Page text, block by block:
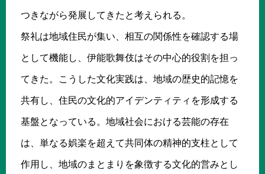
つきながら発展してきたと考えられる。
祭礼は地域住民が集い、相互の関係性を確認する場
として機能し、伊能歌舞伎はその中心的役割を担っ
てきた。こうした文化実践は、地域の歴史的記憶を
共有し、住民の文化的アイデンティティを形成する
基盤となっている。地域社会における芸能の存在
は、単なる娯楽を超えて共同体の精神的支柱として
作用し、地域のまとまりを象徴する文化的営みとし